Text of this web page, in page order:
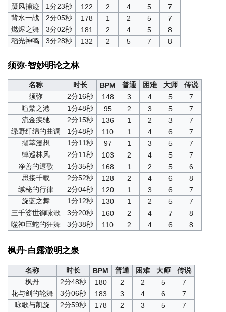
蹑风捕迹
1分23秒 122 2 4 5
7
背水一战
2分05秒 178 1 2 5
7
燃烬之舞
3分02秒 181 2 4 5
8
稻光神鸣
3分28秒 132 2 5 7 8
须弥·智妙明论之林
名称 时长 BPM 普通 困难 大师
传说
须弥
2分16秒 148 3 4 5
7
喧繁之港
1分48秒 95 2 3 5
7
流金疾驰
2分15秒 136 1 2 3
7
绿野纤绵的曲调
1分48秒 110 1 4 6
7
撷萃漫想
1分11秒 97 1 3 5
7
绰巡林风
2分11秒 103 2 4 5
7
净善的遐歌
1分35秒 168 1 2 5
6
思接千载
2分52秒 128 2 4 6
8
缄秘的行律
2分04秒 120 1 3 6
7
旋蓝之舞
1分12秒 130 1 2 5
7
三千娑世御咏歌
3分20秒 160 2 4 7
8
噬神巨蛇的狂舞
3分38秒 110 2 4 6 8
枫丹·白露澈明之泉
名称 时长 BPM 普通 困难 大师
传说
枫丹
2分48秒 180 2 2 5
7
花与剑的轮舞
3分06秒 183 3 4 6
7
咏歌与凯旋
2分59秒 178 2 3 5
7